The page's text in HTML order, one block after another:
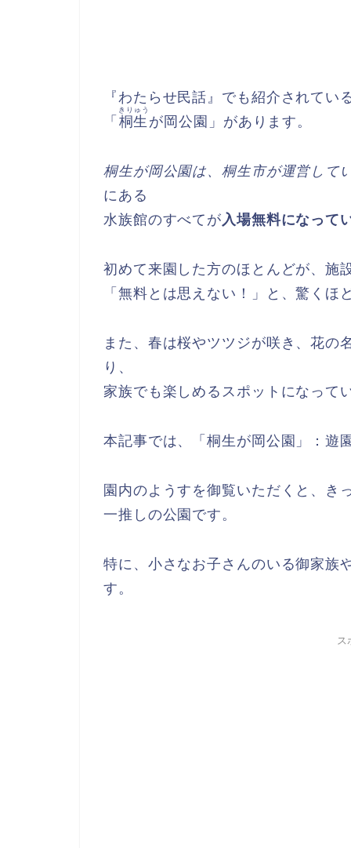
『わたらせ民話』でも紹介されて
「 桐生
きりゅう
が岡公園」があります。
桐生が岡公園は、桐生市が運営して
にある
水族館のすべてが 入場無料になって
初めて来園した方のほとんどが、施
「無料とは思えない！」と、驚くほ
また、春は桜やツツジが咲き、花の
り、
家族でも楽しめるスポットになって
本記事では、「桐生が岡公園」：遊
園内のようすを御覧いただくと、き
一推しの公園です。
特に、小さなお子さんのいる御家族
す。
ス